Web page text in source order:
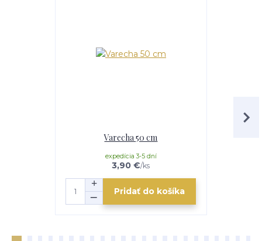
Varecha 50 cm
3,90 €/ks
expedícia 3-5 dní
Pridať do košíka